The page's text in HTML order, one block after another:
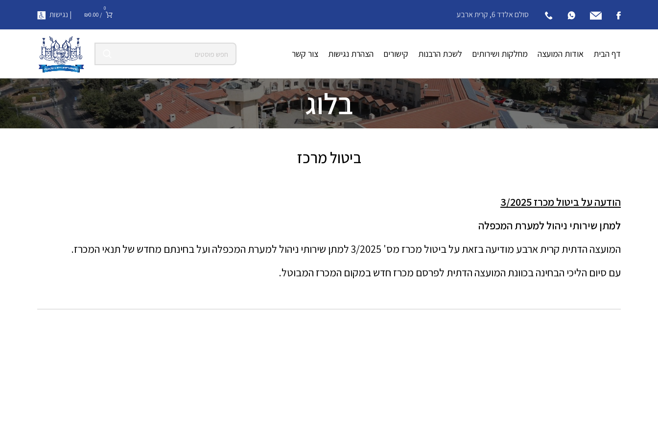
סולם אלדד 6, קרית ארבע
0
/
₪0.00 | נגישות
דף הבית אודות המועצה מחלקות ושירותים לשכת הרבנות קישורים הצהרת נגישות צור קשר
בלוג
ביטול מרכז
הודעה על ביטול מכרז 3/2025
למתן שירותי ניהול למערת המכפלה
המועצה הדתית קרית ארבע מודיעה בזאת על ביטול מכרז מס' 3/2025 למתן שירותי ניהול למערת המכפלה ועל בחינתם מחדש של תנאי המכרז.
עם סיום הליכי הבחינה בכוונת המועצה הדתית לפרסם מכרז חדש במקום המכרז המבוטל.